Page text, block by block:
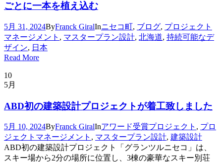
ごとに一本を植え込む
5月 31, 2024ByFranck GiralInニセコ町, ブログ, プロジェクト
マネージメント , マスタープラン設計, 北海道, 持続可能なデ
ザイン, 日本
Read More
10
5月
ABD初の建築設計プロジェクトが着工致しました
5月 10, 2024ByFranck GiralInアワード受賞プロジェクト , プロ
ジェクトマネージメント , マスタープラン設計, 建築設計
ABD初の建築設計プロジェクト「グランツルニセコ」は、
スキー場から2分の場所に位置し、3棟の豪華なスキー別荘